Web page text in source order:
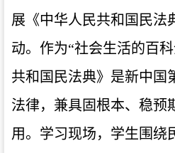
展 《中华人民共和国民法
动。作为“社会生活的百
共和国民法典》 是新中国
法律，兼具固根本、稳预
用。学习现场， 学生 围绕